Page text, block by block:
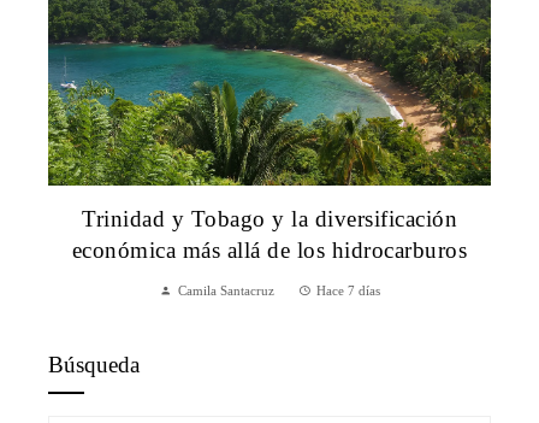
Trinidad y Tobago y la diversificación
económica más allá de los hidrocarburos
Camila Santacruz Hace 7 días
Búsqueda